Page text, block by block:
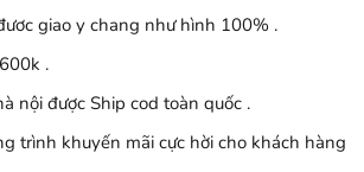
giao y chang như hình 100% .
.
nội được Ship cod toàn quốc .
trình khuyến mãi cực hời cho khách hàng